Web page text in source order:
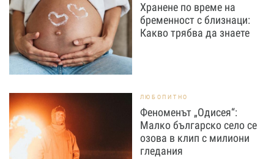
Хранене по време на
бременност с близнаци:
Какво трябва да знаете
ЛЮБОПИТНО
Феноменът „Одисея“:
Малко българско село се
озова в клип с милиони
гледания